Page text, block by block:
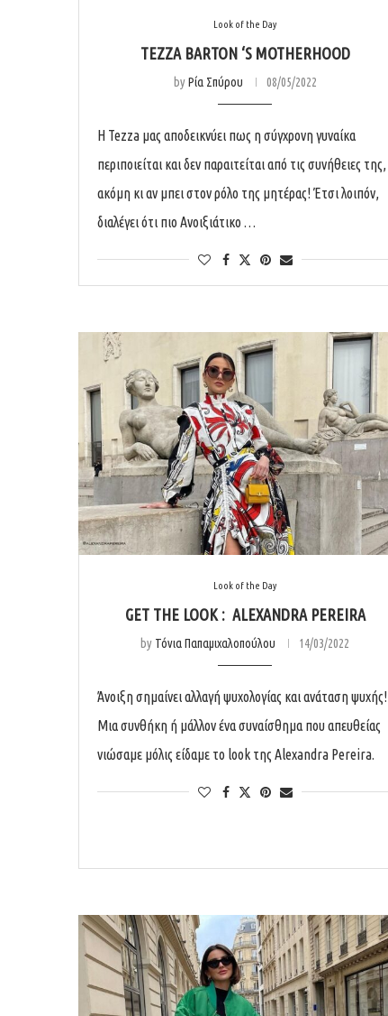
Look of the Day
TEZZA BARTON ‘S MOTHERHOOD
byΡία Σπύρου 08/05/2022
Η Tezza μας αποδεικνύει πως η σύγχρονη γυναίκα
περιποιείται και δεν παραιτείται από τις συνήθειες της,
ακόμη κι αν μπει στον ρόλο της μητέρας! Έτσι λοιπόν,
διαλέγει ότι πιο Ανοιξιάτικο …
Look of the Day
GET THE LOOK : ALEXANDRA PEREIRA
by Τόνια Παπαμιχαλοπούλου 14/03/2022
Άνοιξη σημαίνει αλλαγή ψυχολογίας και ανάταση ψυχής!
Μια συνθήκη ή μάλλον ένα συναίσθημα που απευθείας
νιώσαμε μόλις είδαμε το look της Alexandra Pereira.